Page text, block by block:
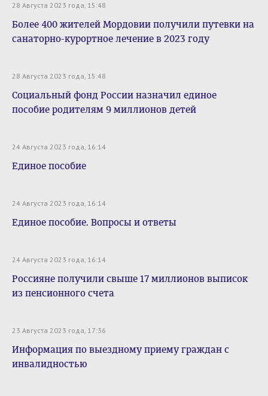
28 Августа 2023 года, 15:48
Более 400 жителей Мордовии получили путевки на
санаторно-курортное лечение в 2023 году
28 Августа 2023 года, 15:48
Социальный фонд России назначил единое
пособие родителям 9 миллионов детей
24 Августа 2023 года, 16:14
Единое пособие
24 Августа 2023 года, 16:14
Единое пособие. Вопросы и ответы
24 Августа 2023 года, 16:14
Россияне получили свыше 17 миллионов выписок
из пенсионного счета
23 Августа 2023 года, 17:36
Информация по выездному приему граждан с
инвалидностью